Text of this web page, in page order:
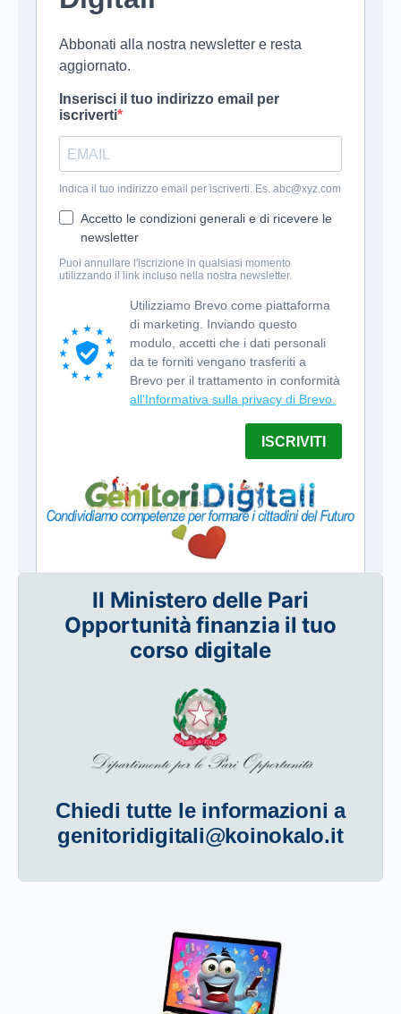
Il Ministero delle Pari
Opportunità finanzia il tuo
corso digitale
Chiedi tutte le informazioni a
genitoridigitali@koinokalo.it